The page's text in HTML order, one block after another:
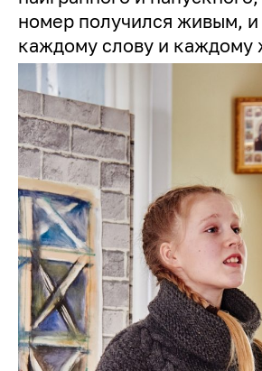
номер получился живым,
каждому слову и каждому